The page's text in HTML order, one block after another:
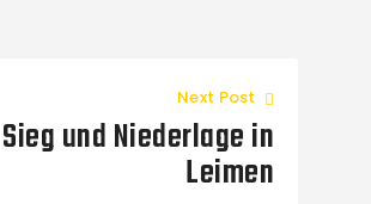
Next Post
Sieg und Niederlage in
Leimen